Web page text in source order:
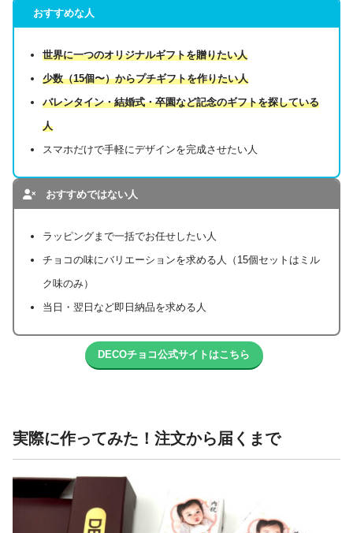
おすすめな人
世界に一つのオリジナルギフトを贈りたい人
少数（15個〜）からプチギフトを作りたい人
バレンタイン・結婚式・卒園など記念のギフトを探している
人
スマホだけで手軽にデザインを完成させたい人
おすすめではない人
ラッピングまで一括でお任せしたい人
チョコの味にバリエーションを求める人（15個セットはミル
ク味のみ）
当日・翌日など即日納品を求める人
DECOチョコ公式サイトはこちら
実際に作ってみた！注文から届くまで